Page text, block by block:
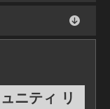
ニティ リ